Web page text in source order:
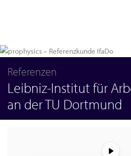
Referenzen
Leibniz-Institut für
an der TU Dortmund